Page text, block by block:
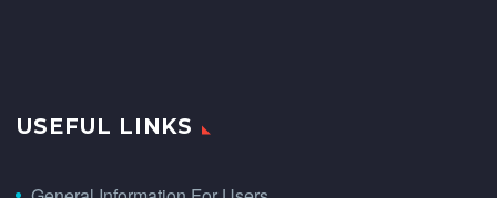
USEFUL LINKS